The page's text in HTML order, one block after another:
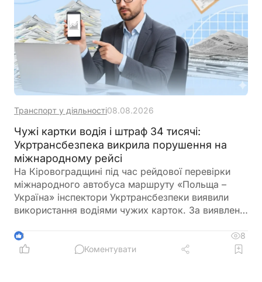
Транспорт у діяльності08.08.2026
Чужі картки водія і штраф 34 тисячі:
Укртрансбезпека викрила порушення на
міжнародному рейсі
На Кіровоградщині під час рейдової перевірки
міжнародного автобуса маршруту «Польща –
Україна» інспектори Укртрансбезпеки виявили
використання водіями чужих карток. За виявлене
34 тис. грн
3
8
Коментувати